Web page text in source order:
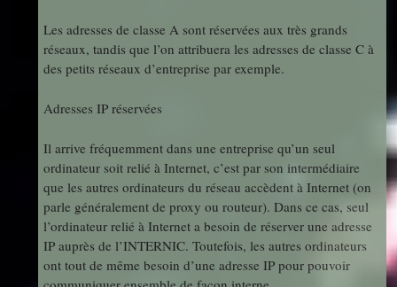
Les adresses de classe A sont réservées aux très grands
réseaux, tandis que l’on attribuera les adresses de classe C à
des petits réseaux d’entreprise par exemple.
Adresses IP réservées
Il arrive fréquemment dans une entreprise qu’un seul
ordinateur soit relié à Internet, c’est par son intermédiaire
que les autres ordinateurs du réseau accèdent à Internet (on
parle généralement de proxy ou routeur). Dans ce cas, seul
l’ordinateur relié à Internet a besoin de réserver une adresse
IP auprès de l’INTERNIC. Toutefois, les autres ordinateurs
ont tout de même besoin d’une adresse IP pour pouvoir